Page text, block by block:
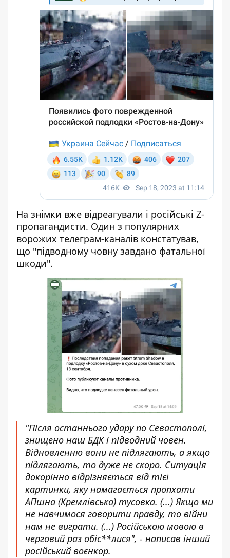
На знімки вже відреагували і російські Z-
пропагандисти. Один з популярних
ворожих телеграм-каналів констатував,
що "підводному човну завдано фатальної
шкоди".
"Після останнього удару по Севастополі,
знищено наш БДК і підводний човен.
Відновленню вони не підлягають, а якщо
підлягають, то дуже не скоро. Ситуація
докорінно відрізняється від тієї
картинки, яку намагається пропхати
АПшна (Кремлівська) тусовка. (...) Якщо ми
не навчимося говорити правду, то війни
нам не виграти. (...) Російською мовою в
черговий раз обіс**лися", - написав інший
російський воєнкор.